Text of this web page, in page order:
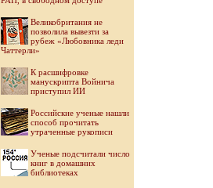
Великобритания не
позволила вывезти за
рубеж «Любовника леди
Чаттерли»
К расшифровке
манускрипта Войнича
приступил ИИ
Российские ученые нашли
способ прочитать
утраченные рукописи
Ученые подсчитали число
книг в домашних
библиотеках